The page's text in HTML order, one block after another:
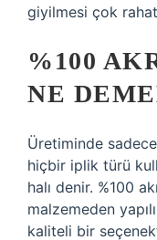
giyilmesi çok
%100
NE
Üretiminde
hiçbir iplik türü
halı denir. %100
malzemeden
kaliteli bir